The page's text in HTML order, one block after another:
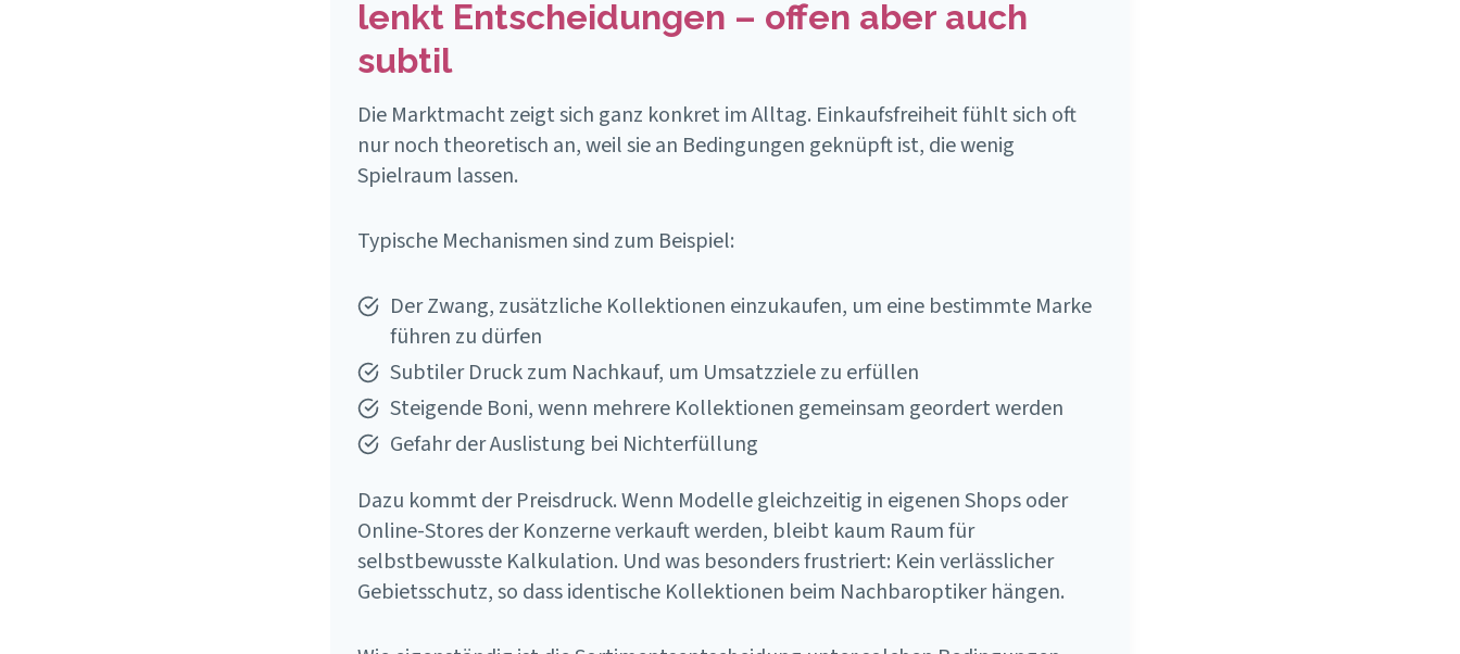
lenkt Entscheidungen – offen aber auch
subtil
Die Marktmacht zeigt sich ganz konkret im Alltag. Einkaufsfreiheit fühlt sich oft
nur noch theoretisch an, weil sie an Bedingungen geknüpft ist, die wenig
Spielraum lassen.
Typische Mechanismen sind zum Beispiel:
Der Zwang, zusätzliche Kollektionen einzukaufen, um eine bestimmte Marke
führen zu dürfen
Subtiler Druck zum Nachkauf, um Umsatzziele zu erfüllen
Steigende Boni, wenn mehrere Kollektionen gemeinsam geordert werden
Gefahr der Auslistung bei Nichterfüllung
Dazu kommt der Preisdruck. Wenn Modelle gleichzeitig in eigenen Shops oder
Online-Stores der Konzerne verkauft werden, bleibt kaum Raum für
selbstbewusste Kalkulation. Und was besonders frustriert: Kein verlässlicher
Gebietsschutz, so dass identische Kollektionen beim Nachbaroptiker hängen.